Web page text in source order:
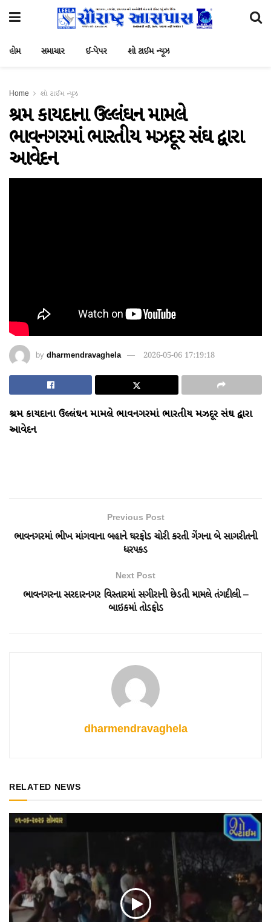
હોમ સમાચાર ઈ-પેપર શો ટાઈમ ન્યૂઝ
Home શો ટાઈમ ન્યૂઝ
શ્રમ કાયદાના ઉલ્લંઘન મામલે
ભાવનગરમાં ભારતીય મઝદૂર સંઘ દ્વારા
આવેદન
by dharmendravaghela 2026-05-06 17:19:18
શ્રમ કાયદાના ઉલ્લંઘન મામલે ભાવનગરમાં ભારતીય મઝદૂર સંઘ દ્વારા
આવેદન
Previous Post
ભાવનગરમાં ભીખ માંગવાના બહાને ઘરફોડ ચોરી કરતી ગેંગના બે સાગરીતની
ધરપકડ
Next Post
ભાવનગરના સરદારનગર વિસ્તારમાં સગીરાની છેડતી મામલે તંગદીલી –
બાઇકમાં તોડફોડ
dharmendravaghela
RELATED NEWS